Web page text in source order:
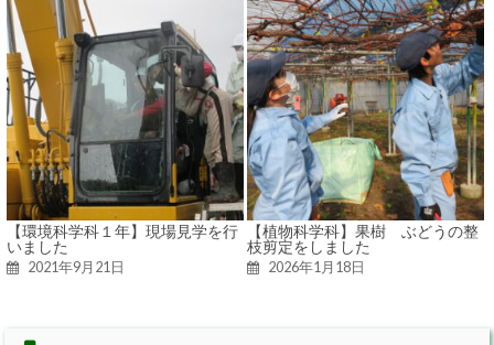
【環境科学科１年】現場見学を行
いました
2021年9月21日
【植物科学科】果樹 ぶどうの整
枝剪定をしました
2026年1月18日